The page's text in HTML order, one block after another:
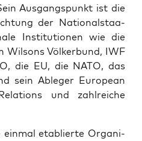
Aus­gangs­punkt ist die
der Natio­nal­staa­
Insti­tu­tio­nen wie die
Wil­sons Völ­ker­bund, IWF
die EU, die NATO, das
sein Able­ger Euro­pean
und zahl­rei­che
ein­mal eta­blier­te Orga­ni­